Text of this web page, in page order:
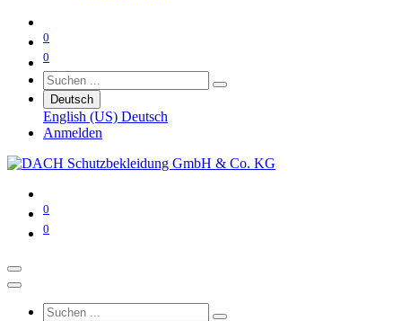
0
0
Deutsch
English (US) Deutsch
Anmelden
0
0